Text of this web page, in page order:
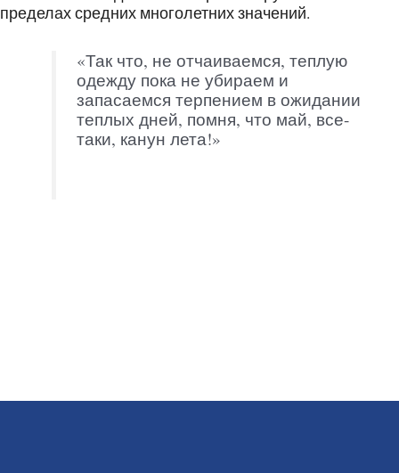
пределах средних многолетних значений.
«Так что, не отчаиваемся, теплую
одежду пока не убираем и
запасаемся терпением в ожидании
теплых дней, помня, что май, все-
таки, канун лета!»